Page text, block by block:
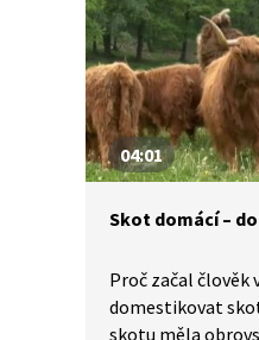
04:01
Skot domácí –
Proč začal člověk
domestikovat
skotu měla